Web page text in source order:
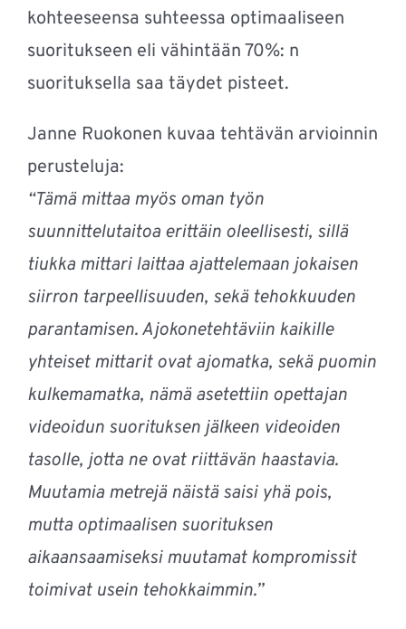
kohteeseensa suhteessa optimaaliseen
suoritukseen eli vähintään 70%: n
suorituksella saa täydet pisteet.
Janne Ruokonen kuvaa tehtävän arvioinnin
perusteluja:
“Tämä mittaa myös oman työn
suunnittelutaitoa erittäin oleellisesti, sillä
tiukka mittari laittaa ajattelemaan jokaisen
siirron tarpeellisuuden, sekä tehokkuuden
parantamisen. Ajokonetehtäviin kaikille
yhteiset mittarit ovat ajomatka, sekä puomin
kulkemamatka, nämä asetettiin opettajan
videoidun suorituksen jälkeen videoiden
tasolle, jotta ne ovat riittävän haastavia.
Muutamia metrejä näistä saisi yhä pois,
mutta optimaalisen suorituksen
aikaansaamiseksi muutamat kompromissit
toimivat usein tehokkaimmin.”